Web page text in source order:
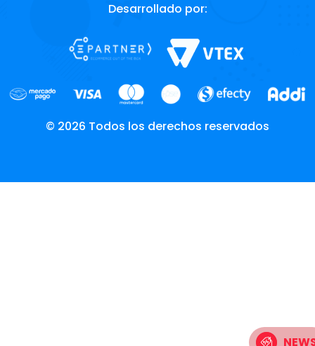
Desarrollado por:
© 2026 Todos los derechos reservados